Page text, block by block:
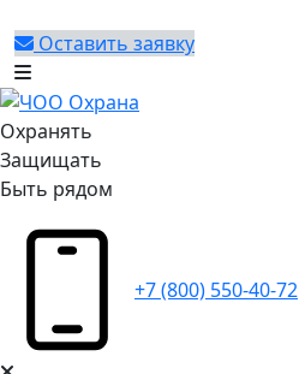
Оставить заявку
Охранять
Защищать
Быть рядом
+7 (800) 550-40-72